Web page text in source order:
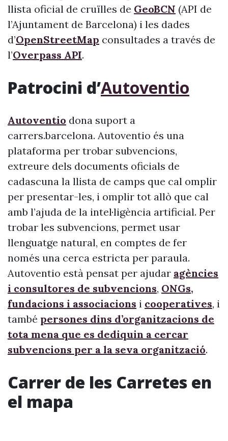
llista oficial de cruïlles de GeoBCN (API de
l’Ajuntament de Barcelona) i les dades
d’OpenStreetMap consultades a través de
l’Overpass API.
Patrocini d’Autoventio
Autoventio dona suport a
carrers.barcelona. Autoventio és una
plataforma per trobar subvencions,
extreure dels documents oficials de
cadascuna la llista de camps que cal omplir
per presentar-les, i omplir tot allò que cal
amb l’ajuda de la intel·ligència artificial. Per
trobar les subvencions, permet usar
llenguatge natural, en comptes de fer
només una cerca estricta per paraula.
Autoventio està pensat per ajudar agències
i consultores de subvencions, ONGs,
fundacions i associacions i cooperatives, i
també persones dins d’organitzacions de
tota mena que es dediquin a cercar
subvencions per a la seva organització.
Carrer de les Carretes en
el mapa